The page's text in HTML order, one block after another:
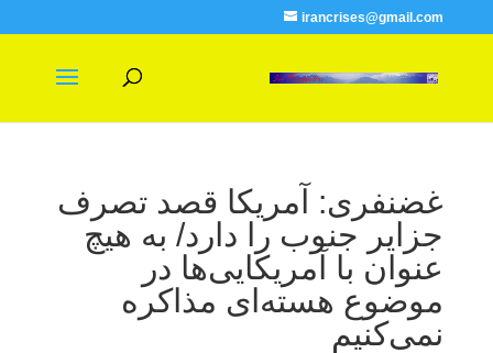
irancrises@gmail.com
غضنفری: آمریکا قصد تصرف
جزایر جنوب را دارد/ به هیچ
عنوان با آمریکایی‌ها در
موضوع هسته‌ای مذاکره
نمی‌کنیم